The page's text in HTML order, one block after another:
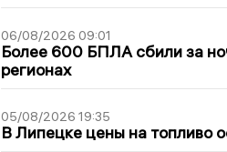
06/08/2026 09:01
Более 600 БПЛА сбили за
регионах
05/08/2026 19:35
В Липецке цены на топливо